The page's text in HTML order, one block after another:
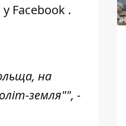
Facebook .
на
земля"", -